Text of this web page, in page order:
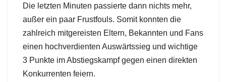
Die letzten Minuten passierte dann nichts mehr,
außer ein paar Frustfouls. Somit konnten die
zahlreich mitgereisten Eltern, Bekannten und Fans
einen hochverdienten Auswärtssieg und wichtige
3 Punkte im Abstiegskampf gegen einen direkten
Konkurrenten feiern.